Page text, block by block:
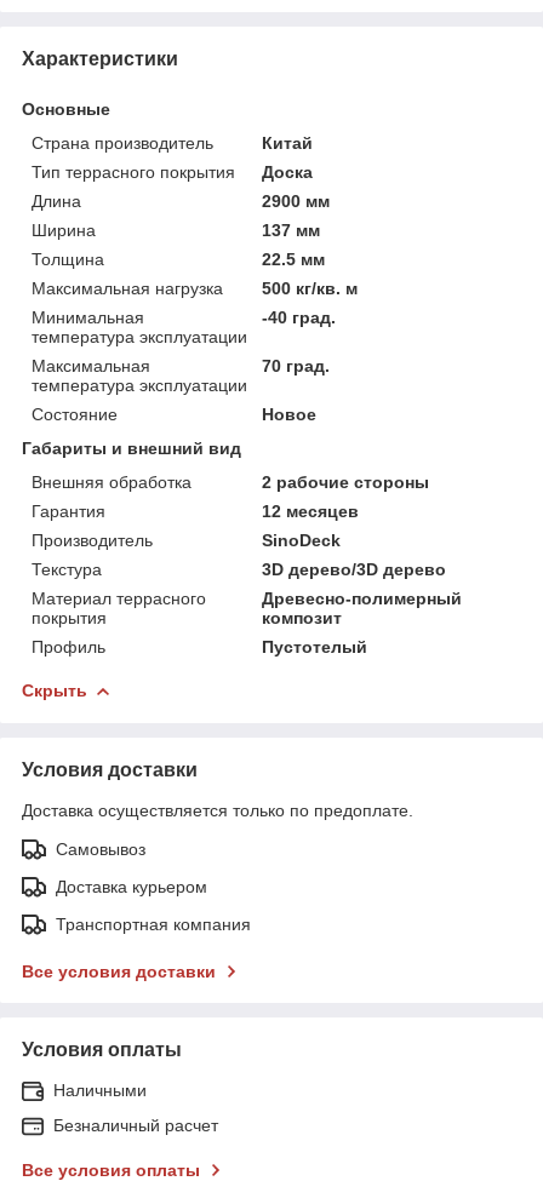
Характеристики
Основные
Страна производитель
Китай
Тип террасного покрытия
Доска
Длина
2900 мм
Ширина
137 мм
Толщина
22.5 мм
Максимальная нагрузка
500 кг/кв. м
Минимальная
температура эксплуатации
-40 град.
Максимальная
температура эксплуатации
70 град.
Состояние
Новое
Габариты и внешний вид
Внешняя обработка
2 рабочие стороны
Гарантия
12 месяцев
Производитель
SinoDeck
Текстура
3D дерево/3D дерево
Материал террасного
покрытия
Древесно-полимерный
композит
Профиль
Пустотелый
Скрыть
Условия доставки
Доставка осуществляется только по предоплате.
Самовывоз
Доставка курьером
Транспортная компания
Все условия доставки
Условия оплаты
Наличными
Безналичный расчет
Все условия оплаты